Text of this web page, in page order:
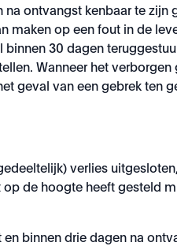
ontvangst kenbaar te zijn
op een fout in de
30 dagen
Wanneer het
geval van een gebrek ten
verlies
de hoogte heeft gesteld
binnen drie dagen na